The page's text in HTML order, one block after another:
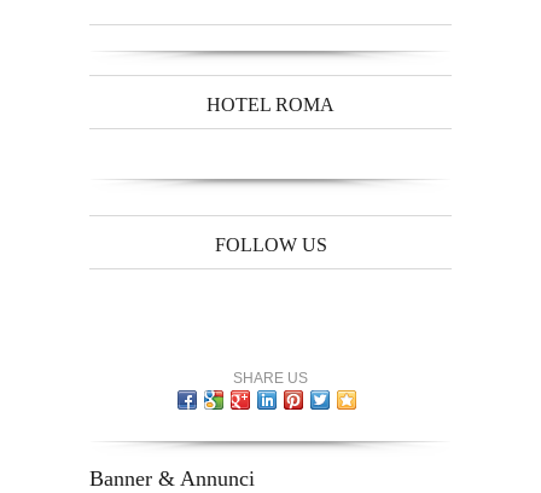
HOTEL ROMA
FOLLOW US
SHARE US
Banner & Annunci